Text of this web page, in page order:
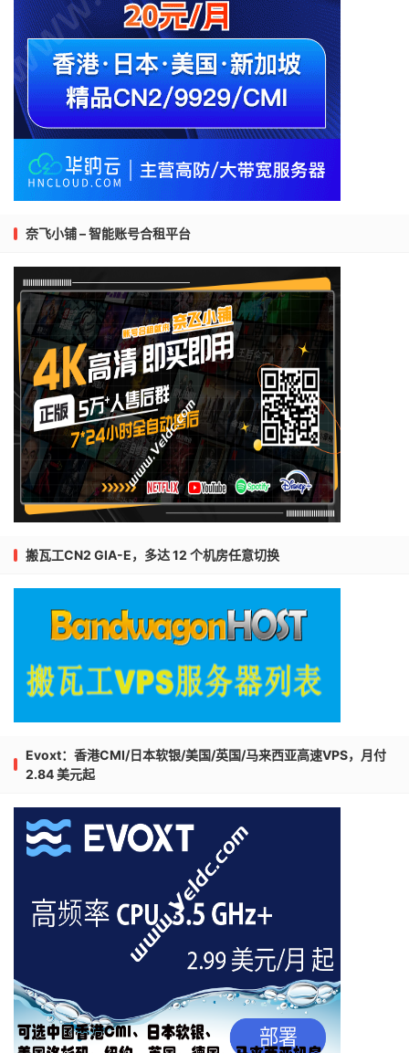
奈飞小铺 – 智能账号合租平台
搬瓦工CN2 GIA-E，多达 12 个机房任意切换
Evoxt：香港CMI/日本软银/美国/英国/马来西亚高速VPS，月付
2.84 美元起